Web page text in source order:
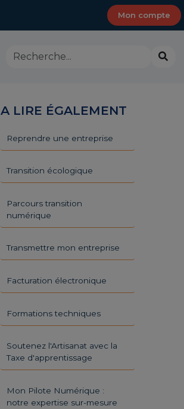
Mon compte
Rechercher
dans
CMA
Alpes-
A LIRE ÉGALEMENT
Reprendre une entreprise
Transition écologique
Parcours transition
numérique
Transmettre mon entreprise
Facturation électronique
Formations techniques
Soutenez l'Artisanat avec la
Taxe d'apprentissage
Mon Pilote Numérique :
notre expertise sur-mesure